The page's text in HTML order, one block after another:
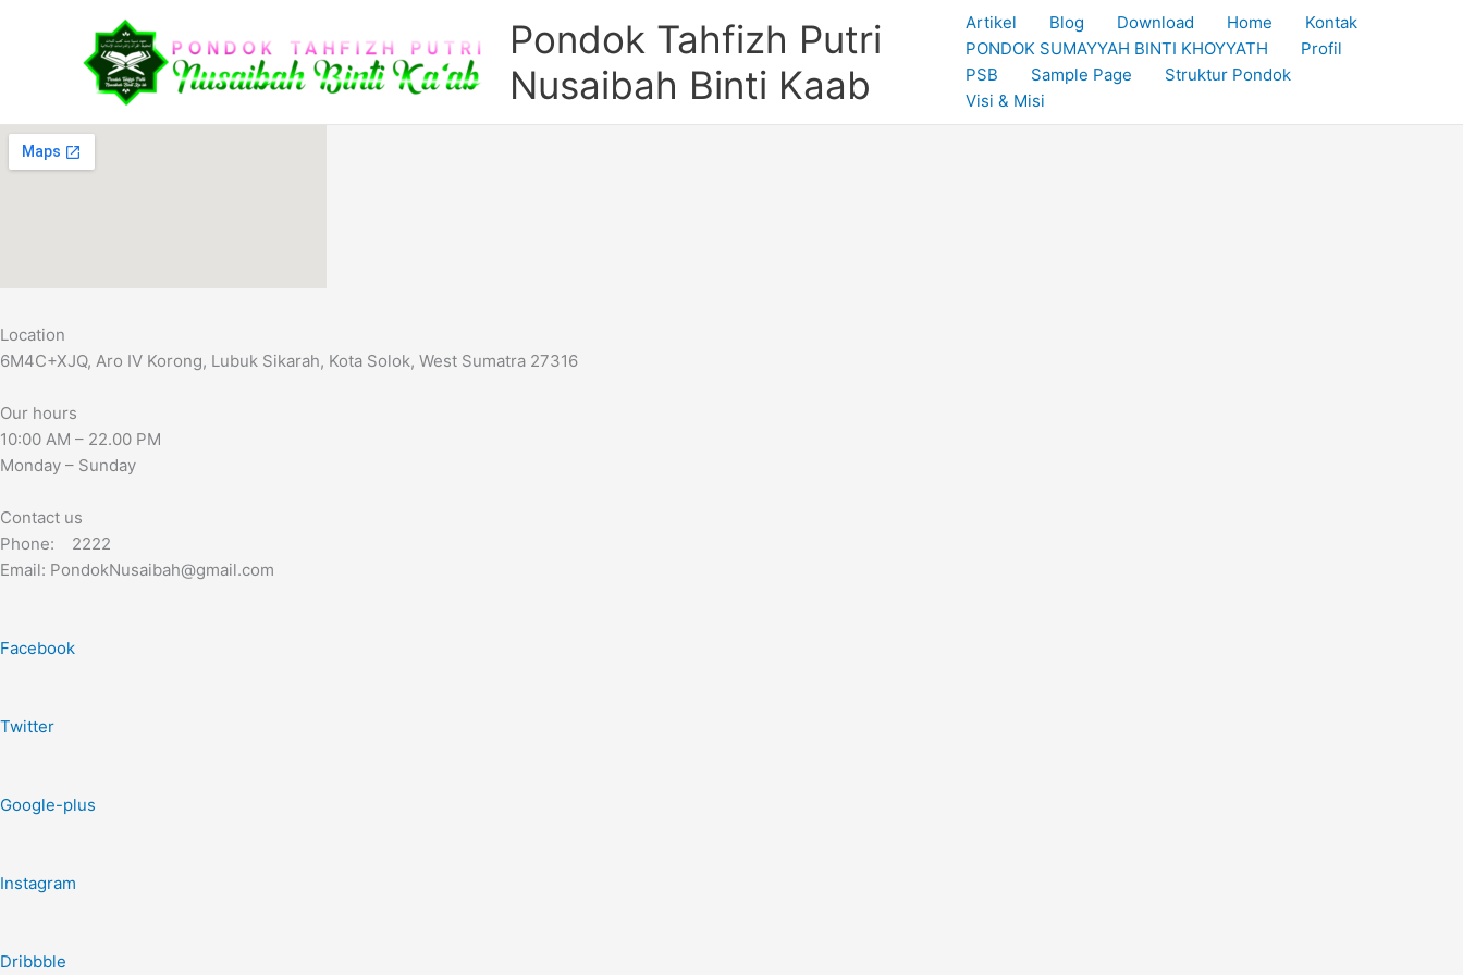
Pondok Tahfizh Putri
Nusaibah Binti Kaab
Artikel Blog Download Home
Kontak
PONDOK SUMAYYAH BINTI KHOYYATH
Profil
PSB
Sample Page
Struktur Pondok
Visi & Misi
Location
6M4C+XJQ, Aro IV Korong, Lubuk Sikarah, Kota Solok, West Sumatra 27316
Our hours
10:00 AM – 22.00 PM
Monday – Sunday
Contact us
Phone: 2222
Email: PondokNusaibah@gmail.com
Facebook
Twitter
Google-plus
Instagram
Dribbble